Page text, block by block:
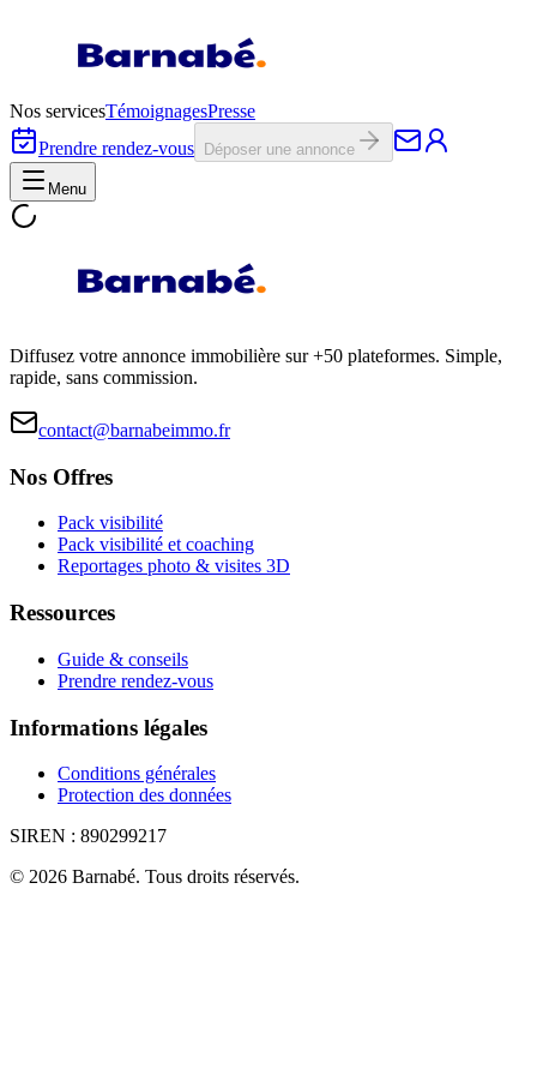
Nos servicesTémoignagesPresse
Prendre rendez-vous
Déposer une annonce
Menu
Diffusez votre annonce immobilière sur +50 plateformes. Simple,
rapide, sans commission.
contact@barnabeimmo.fr
Nos Offres
Pack visibilité
Pack visibilité et coaching
Reportages photo & visites 3D
Ressources
Guide & conseils
Prendre rendez-vous
Informations légales
Conditions générales
Protection des données
SIREN : 890299217
© 2026 Barnabé. Tous droits réservés.